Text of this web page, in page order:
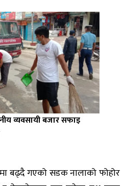
व्यवसायी बजार सफाइ
बढ्दै गएको सडक नालाको फोहोर